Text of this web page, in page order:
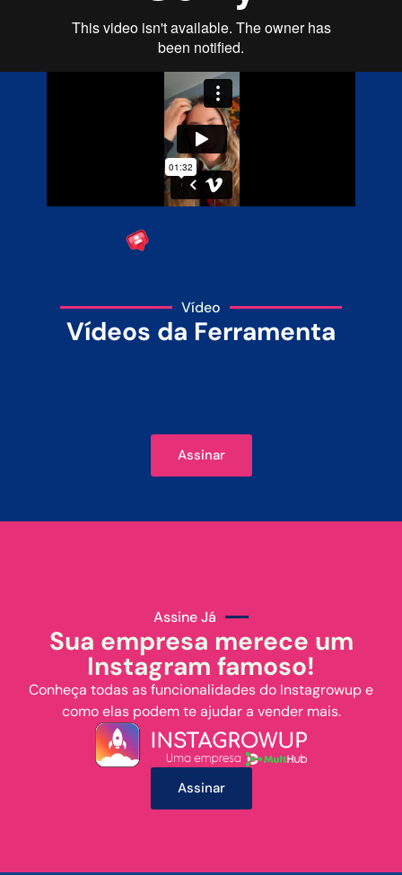
Vídeo
Vídeos da Ferramenta
Assinar
Assine Já
Sua empresa merece um
Instagram famoso!
Conheça todas as funcionalidades do Instagrowup e
como elas podem te ajudar a vender mais.
Assinar